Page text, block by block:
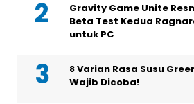
Gravity Game Unite
Beta Test Kedua
untuk PC
8 Varian Rasa Susu
Wajib Dicoba!